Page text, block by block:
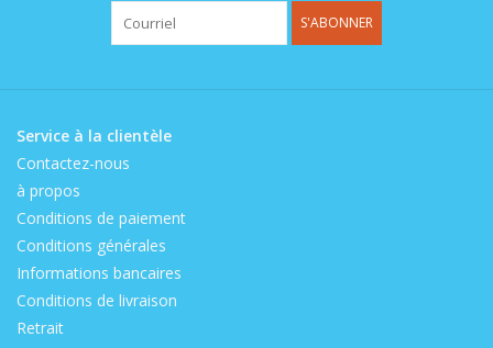
S'ABONNER
Service à la clientèle
Contactez-nous
à propos
Conditions de paiement
Conditions générales
Informations bancaires
Conditions de livraison
Retrait